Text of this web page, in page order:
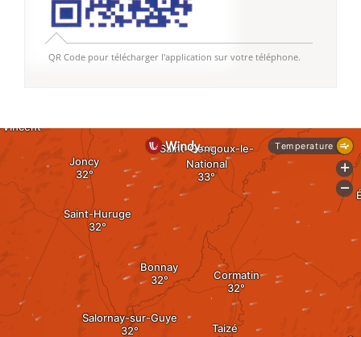
QR Code pour télécharger l'application sur votre téléphone.